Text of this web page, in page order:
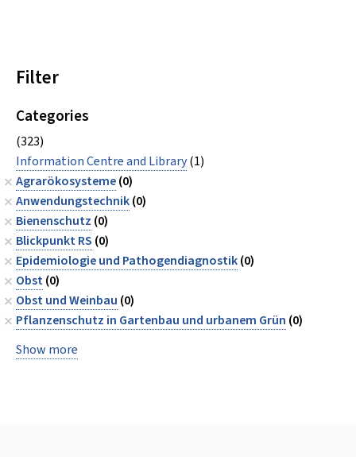
Filter
Categories
(323)
Information Centre and Library(1)
Agrarökosysteme(0)
Anwendungstechnik(0)
Bienenschutz (0)
Blickpunkt RS (0)
Epidemiologie und Pathogendiagnostik(0)
Obst(0)
Obst und Weinbau (0)
Pflanzenschutz in Gartenbau und urbanem Grün (0)
Show more